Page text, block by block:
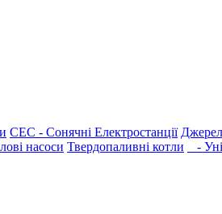
СЕС - Сонячні Електростанції
насоси Твердопаливні котли -